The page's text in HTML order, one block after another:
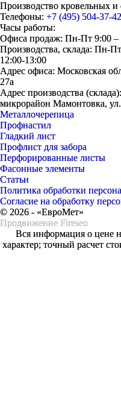
Производство кровельных
Телефоны: +7 (495) 504-37-42
Часы работы:
Офиса продаж: Пн-Пт 9:00 –
Производства, склада: Пн-
12:00-13:00
Адрес офиса: Московская
27а
Адрес производства
микрорайон Мамонтовка, ул.
Металлочерепица
Профнастил
Гладкий лист
Профлист для забора
Перфорированные листы
Фасонные элементы
Статьи
Политика обработки
Согласие на обработку
© 2026 - «ЕвроМет»
Продвижение Fireseo
Вся информация о цене
характер; точный расчет